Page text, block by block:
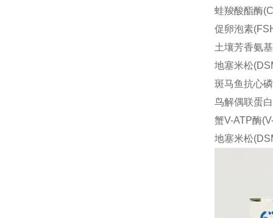
蛙羧酸酯酶
促卵泡素
土壤芳香氨
地塞米松
斑马鱼抗心
鸟解偶联蛋
蟹V-ATP酶
地塞米松